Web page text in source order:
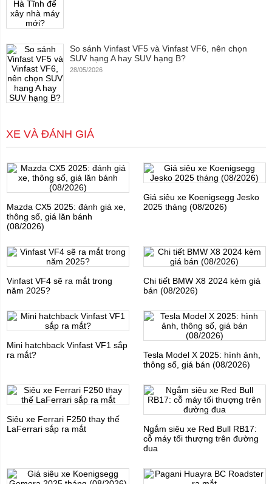
So sánh Vinfast VF5 và Vinfast VF6, nên chọn
SUV hạng A hay SUV hạng B?
28/05/2026
XE VÀ ĐÁNH GIÁ
Mazda CX5 2025: đánh giá xe,
thông số, giá lăn bánh
(08/2026)
Giá siêu xe Koenigsegg Jesko
2025 tháng (08/2026)
Vinfast VF4 sẽ ra mắt trong
năm 2025?
Chi tiết BMW X8 2024 kèm giá
bán (08/2026)
Mini hatchback Vinfast VF1 sắp
ra mắt?
Tesla Model X 2025: hình ảnh,
thông số, giá bán (08/2026)
Siêu xe Ferrari F250 thay thế
LaFerrari sắp ra mắt
Ngắm siêu xe Red Bull RB17:
cỗ máy tối thượng trên đường
đua